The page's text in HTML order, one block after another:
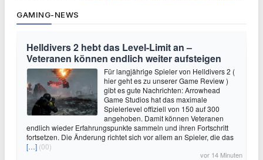
GAMING-NEWS
Helldivers 2 hebt das Level-Limit an –
Veteranen können endlich weiter aufsteigen
Für langjährige Spieler von Helldivers 2 (
hier geht es zu unserer Game Review )
gibt es gute Nachrichten: Arrowhead
Game Studios hat das maximale
Spielerlevel offiziell von 150 auf 300
angehoben. Damit können Veteranen
endlich wieder Erfahrungspunkte sammeln und ihren Fortschritt
fortsetzen. Die Änderung richtet sich vor allem an Spieler, die das
[…] (00)
vor 14 Minuten